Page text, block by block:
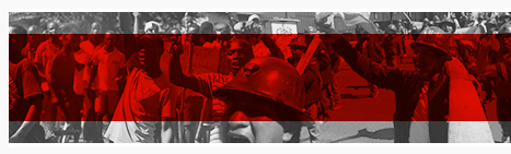
Zum
Inhalt
springen